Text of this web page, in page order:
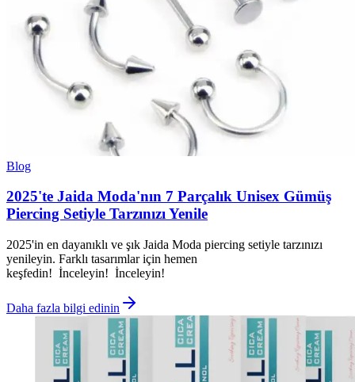
Blog
2025'te Jaida Moda'nın 7 Parçalık Unisex Gümüş
Piercing Setiyle Tarzınızı Yenile
2025'in en dayanıklı ve şık Jaida Moda piercing setiyle tarzınızı
yenileyin. Farklı tasarımlar için hemen
keşfedin! İnceleyin! İnceleyin!
Daha fazla bilgi edinin